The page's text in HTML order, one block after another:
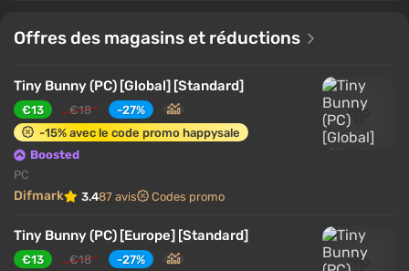
un effrayant hibou de la taille d'un homme. Dans la
forêt, on peut parfois apercevoir d'horribles
silhouettes de créatures mystérieuses. D'un lointain
endroit, des sons de flûte à la fois envoûtants et
effrayants résonnent.
Offres des magasins et réductions
Tiny Bunny (PC) [Global] [Standard]
€13 €18
-27%
-15% avec le code promo happysale
Boosted
PC
Difmark 3.487 avis Codes promo
Tiny Bunny (PC) [Europe] [Standard]
€13 €18
-27%